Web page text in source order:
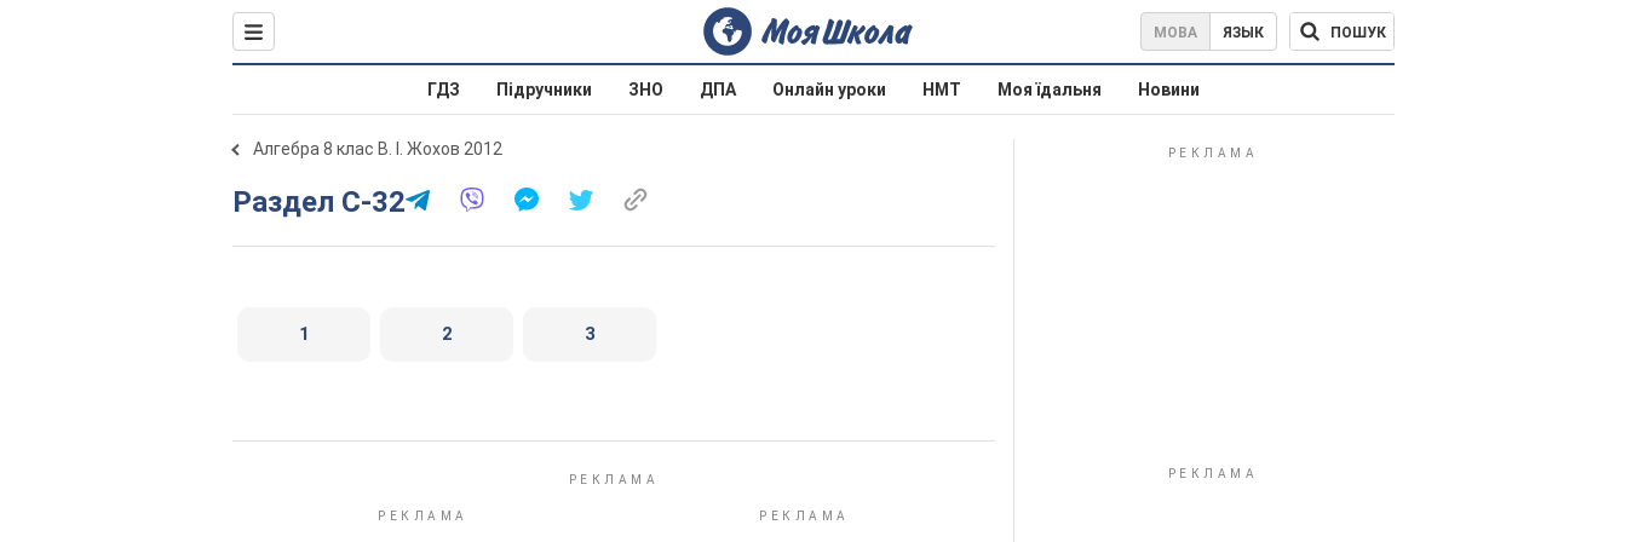
МОВА ЯЗЫК ПОШУК
ГДЗ Підручники ЗНО ДПА Онлайн уроки НМТ Моя їдальня Новини
Алгебра 8 клас В. І. Жохов 2012
Раздел C-32
1 2 3